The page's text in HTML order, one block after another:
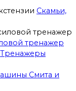
Скамьи,
тренажер
Тренажеры
Смита и